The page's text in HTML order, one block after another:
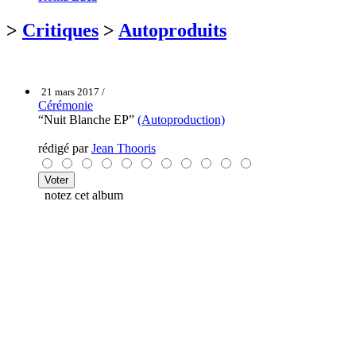
> Critiques > Autoproduits
21 mars 2017 /
Cérémonie
“Nuit Blanche EP” (Autoproduction)
rédigé parJean Thooris
notez cet album